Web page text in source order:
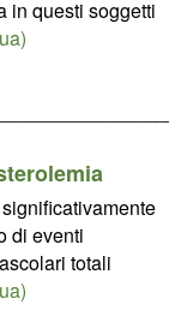
in questi soggetti
di eventi
totali